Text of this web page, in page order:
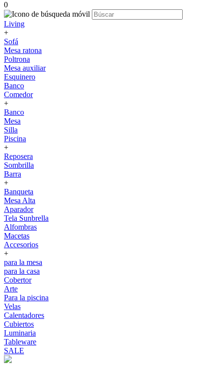
0
Living
+
Sofá
Mesa ratona
Poltrona
Mesa auxiliar
Esquinero
Banco
Comedor
+
Banco
Mesa
Silla
Piscina
+
Reposera
Sombrilla
Barra
+
Banqueta
Mesa Alta
Aparador
Tela Sunbrella
Alfombras
Macetas
Accesorios
+
para la mesa
para la casa
Cobertor
Arte
Para la piscina
Velas
Calentadores
Cubiertos
Luminaria
Tableware
SALE